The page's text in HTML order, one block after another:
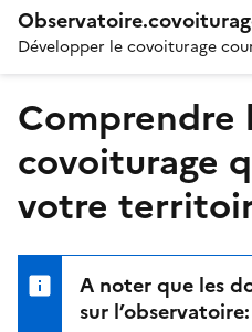
Développer le covoiturage
Comprendre
covoiturage
votre
A noter que les
sur l’observatoire: